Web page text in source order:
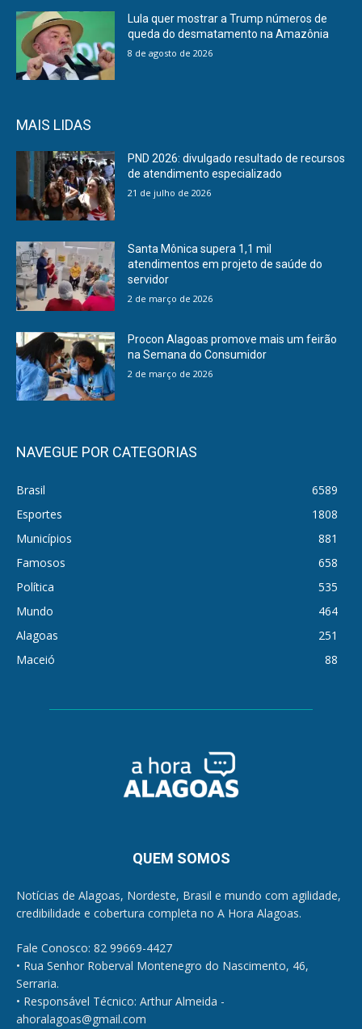
Lula quer mostrar a Trump números de
queda do desmatamento na Amazônia
8 de agosto de 2026
MAIS LIDAS
PND 2026: divulgado resultado de recursos
de atendimento especializado
21 de julho de 2026
Santa Mônica supera 1,1 mil
atendimentos em projeto de saúde do
servidor
2 de março de 2026
Procon Alagoas promove mais um feirão
na Semana do Consumidor
2 de março de 2026
NAVEGUE POR CATEGORIAS
Brasil
6589
Esportes
1808
Municípios
881
Famosos
658
Política
535
Mundo
464
Alagoas
251
Maceió
88
QUEM SOMOS
Notícias de Alagoas, Nordeste, Brasil e mundo com agilidade,
credibilidade e cobertura completa no A Hora Alagoas.
Fale Conosco: 82 99669-4427
• Rua Senhor Roberval Montenegro do Nascimento, 46,
Serraria.
• Responsável Técnico: Arthur Almeida -
ahoralagoas@gmail.com